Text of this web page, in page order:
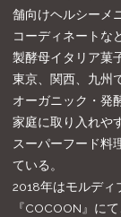
舗向けヘルシーメ
コーディネートな
製酵母イタリア菓
東京、関西、九州
オーガニック・発
家庭に取り入れや
スーパーフード料
ている。
2018年はモルディ
『COCOON』にて